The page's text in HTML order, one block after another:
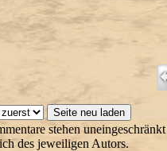
stehen
des jeweiligen Autors.